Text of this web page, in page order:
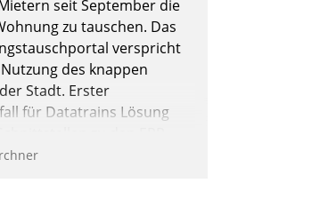
– eine starke
intelligente, datengestützte
seit September die
zu tauschen. Das
verspricht
des knappen
Stadt. Erster
für Datatrains Lösung
Unternehmen.